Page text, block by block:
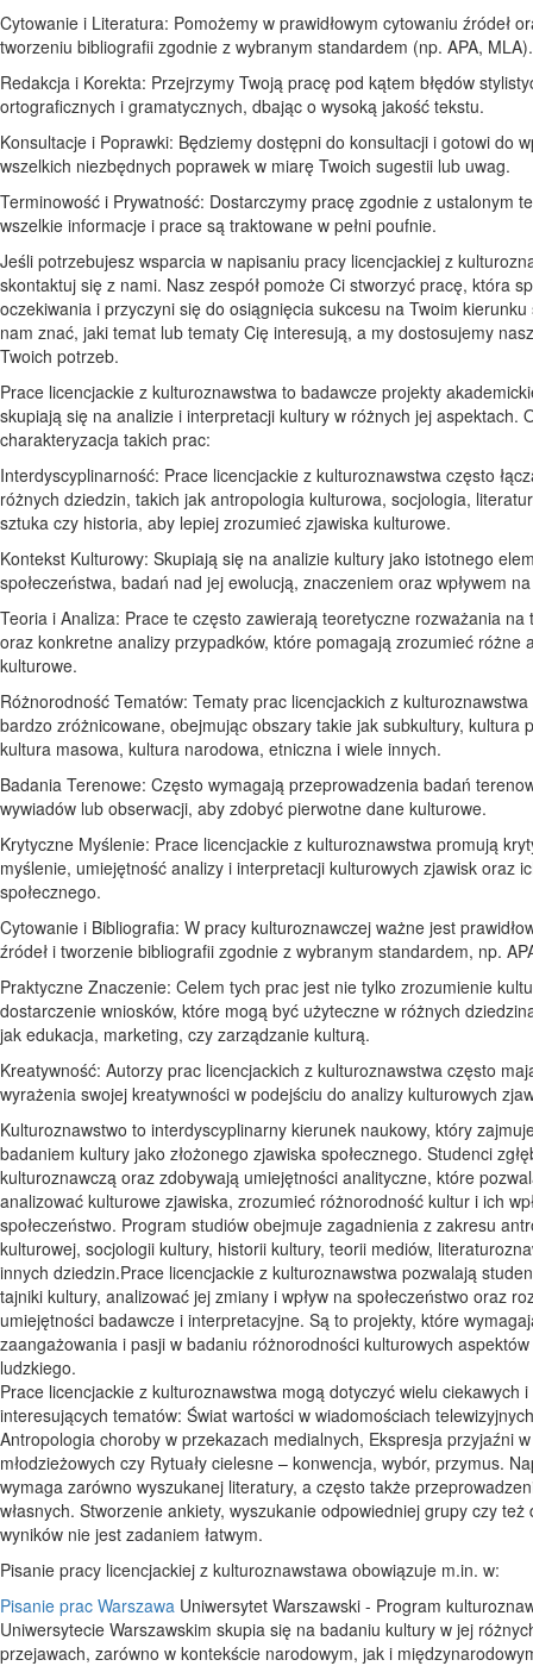
Cytowanie i Literatura: Pomożemy w prawidłowym cytowaniu źródeł
tworzeniu bibliografii zgodnie z wybranym standardem (np. APA, MLA).
Redakcja i Korekta: Przejrzymy Twoją pracę pod kątem błędów
ortograficznych i gramatycznych, dbając o wysoką jakość tekstu.
Konsultacje i Poprawki: Będziemy dostępni do konsultacji i gotowi do
wszelkich niezbędnych poprawek w miarę Twoich sugestii lub uwag.
Terminowość i Prywatność: Dostarczymy pracę zgodnie z ustalonym
wszelkie informacje i prace są traktowane w pełni poufnie.
Jeśli potrzebujesz wsparcia w napisaniu pracy licencjackiej z
skontaktuj się z nami. Nasz zespół pomoże Ci stworzyć pracę, która
oczekiwania i przyczyni się do osiągnięcia sukcesu na Twoim kierunku
nam znać, jaki temat lub tematy Cię interesują, a my dostosujemy
Twoich potrzeb.
Prace licencjackie z kulturoznawstwa to badawcze projekty
skupiają się na analizie i interpretacji kultury w różnych jej aspektach.
charakteryzacja takich prac:
Interdyscyplinarność: Prace licencjackie z kulturoznawstwa często
różnych dziedzin, takich jak antropologia kulturowa, socjologia,
sztuka czy historia, aby lepiej zrozumieć zjawiska kulturowe.
Kontekst Kulturowy: Skupiają się na analizie kultury jako istotnego
społeczeństwa, badań nad jej ewolucją, znaczeniem oraz wpływem
Teoria i Analiza: Prace te często zawierają teoretyczne rozważania na
oraz konkretne analizy przypadków, które pomagają zrozumieć różne
kulturowe.
Różnorodność Tematów: Tematy prac licencjackich z
bardzo zróżnicowane, obejmując obszary takie jak subkultury, kultura
kultura masowa, kultura narodowa, etniczna i wiele innych.
Badania Terenowe: Często wymagają przeprowadzenia badań
wywiadów lub obserwacji, aby zdobyć pierwotne dane kulturowe.
Krytyczne Myślenie: Prace licencjackie z kulturoznawstwa promują
myślenie, umiejętność analizy i interpretacji kulturowych zjawisk oraz
społecznego.
Cytowanie i Bibliografia: W pracy kulturoznawczej ważne jest
źródeł i tworzenie bibliografii zgodnie z wybranym standardem, np.
Praktyczne Znaczenie: Celem tych prac jest nie tylko zrozumienie
dostarczenie wniosków, które mogą być użyteczne w różnych
jak edukacja, marketing, czy zarządzanie kulturą.
Kreatywność: Autorzy prac licencjackich z kulturoznawstwa często
wyrażenia swojej kreatywności w podejściu do analizy kulturowych
Kulturoznawstwo to interdyscyplinarny kierunek naukowy, który
badaniem kultury jako złożonego zjawiska społecznego. Studenci
kulturoznawczą oraz zdobywają umiejętności analityczne, które
analizować kulturowe zjawiska, zrozumieć różnorodność kultur i ich
społeczeństwo. Program studiów obejmuje zagadnienia z zakresu
kulturowej, socjologii kultury, historii kultury, teorii mediów,
innych dziedzin.Prace licencjackie z kulturoznawstwa pozwalają
tajniki kultury, analizować jej zmiany i wpływ na społeczeństwo oraz
umiejętności badawcze i interpretacyjne. Są to projekty, które
zaangażowania i pasji w badaniu różnorodności kulturowych
ludzkiego.
Prace licencjackie z kulturoznawstwa mogą dotyczyć wielu ciekawych i
interesujących tematów: Świat wartości w wiadomościach
Antropologia choroby w przekazach medialnych, Ekspresja przyjaźni
młodzieżowych czy Rytuały cielesne – konwencja, wybór, przymus.
wymaga zarówno wyszukanej literatury, a często także
własnych. Stworzenie ankiety, wyszukanie odpowiedniej grupy czy też
wyników nie jest zadaniem łatwym.
Pisanie pracy licencjackiej z kulturoznawstawa obowiązuje m.in. w:
Pisanie prac Warszawa Uniwersytet Warszawski - Program
Uniwersytecie Warszawskim skupia się na badaniu kultury w jej
przejawach, zarówno w kontekście narodowym, jak i